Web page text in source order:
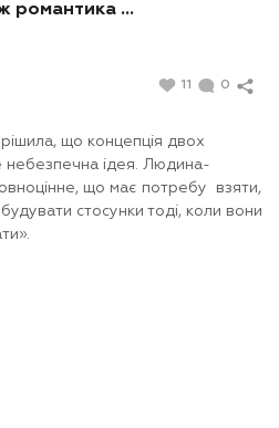
романтика ...
11 0
що концепція двох
ідея. Людина-
що має потребу взяти,
стосунки тоді, коли вони